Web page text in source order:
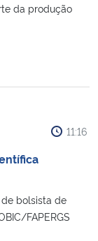
da produção
11:16
bolsista de
FAPERGS